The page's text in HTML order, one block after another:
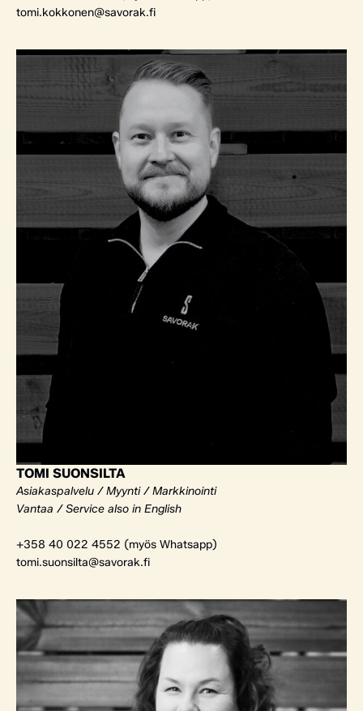
tomi.kokkonen@savorak.fi
TOMI SUONSILTA
Asiakaspalvelu / Myynti / Markkinointi
Vantaa / Service also in English
+358 40 022 4552 (myös Whatsapp)
tomi.suonsilta@savorak.fi